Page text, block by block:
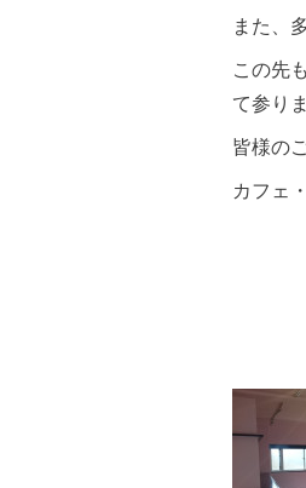
また、
この先
て参り
皆様の
カフェ